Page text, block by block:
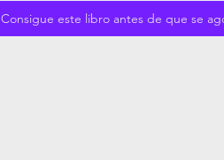
Consigue este libro antes de que se